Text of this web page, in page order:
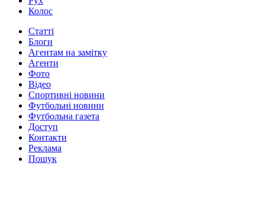
Колос
Статті
Блоги
Агентам на замітку
Агенти
Фото
Відео
Спортивні новини
Футбольні новини
Футбольна газета
Доступ
Контакти
Реклама
Пошук